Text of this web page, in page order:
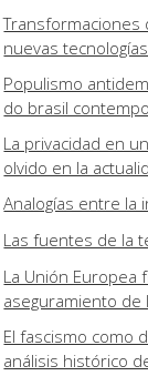
Transformaciones
nuevas
Populismo
do brasil
La privacidad en
olvido en la
Analogías entre la
Las fuentes de la
La Unión Europea
aseguramiento
El fascismo como
análisis histórico